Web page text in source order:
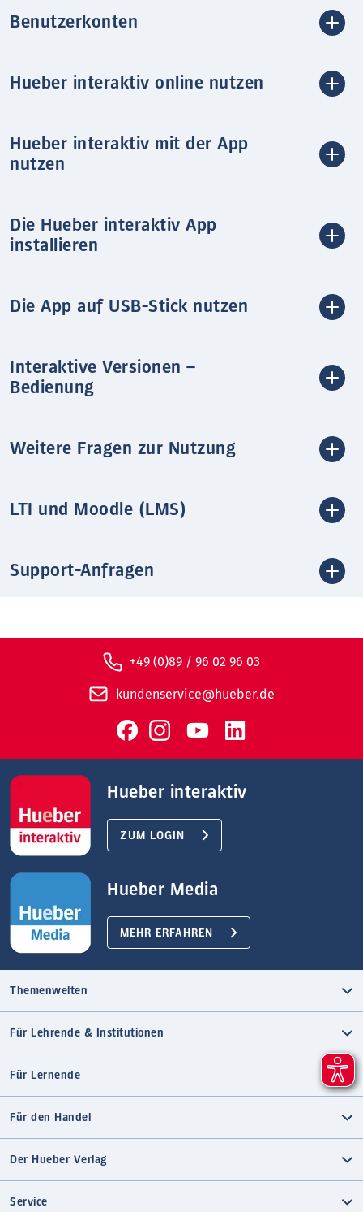
Benutzerkonten
Hueber interaktiv online nutzen
Hueber interaktiv mit der App
nutzen
Die Hueber interaktiv App
installieren
Die App auf USB-Stick nutzen
Interaktive Versionen –
Bedienung
Weitere Fragen zur Nutzung
LTI und Moodle (LMS)
Support-Anfragen
+49 (0)89 / 96 02 96 03
kundenservice@hueber.de
Hueber interaktiv
ZUM LOGIN
Hueber Media
MEHR ERFAHREN
Themenwelten
Für Lehrende & Institutionen
Für Lernende
Für den Handel
Der Hueber Verlag
Service